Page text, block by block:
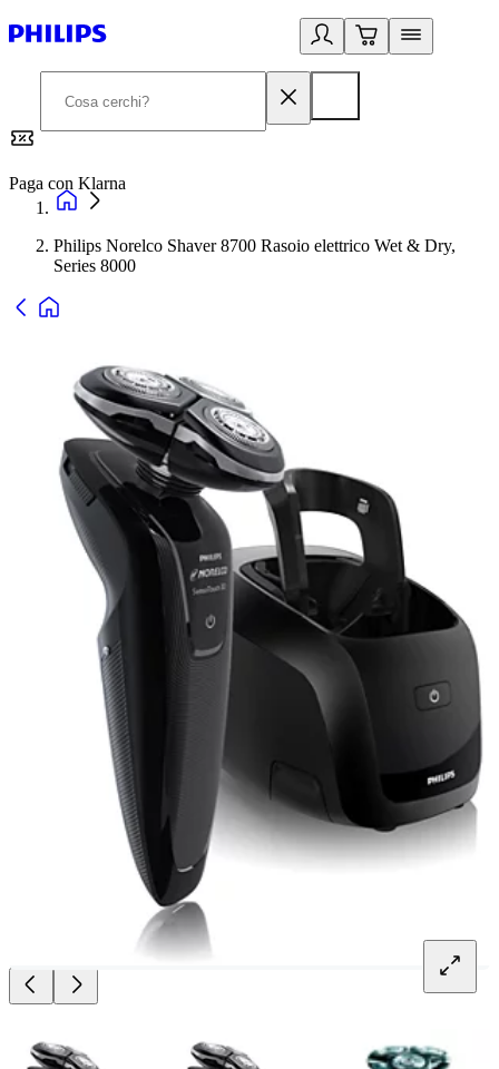
Paga con Klarna
Philips Norelco Shaver 8700 Rasoio elettrico Wet & Dry,
Series 8000